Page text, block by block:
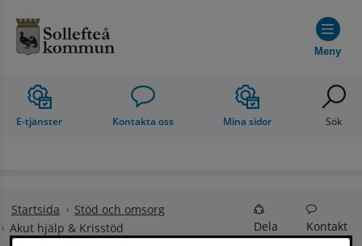
Meny
E-tjänster Kontakta oss Mina sidor Sök
Startsida
Stöd och omsorg
Akut hjälp & Krisstöd
Dela Kontakt